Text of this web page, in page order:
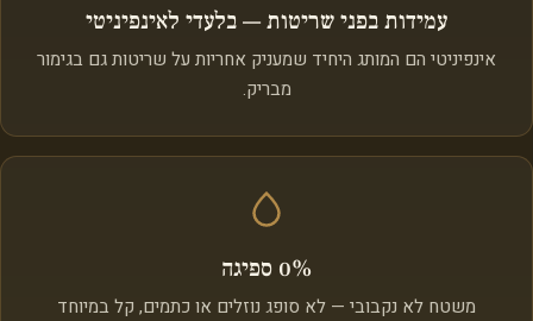
עמידות בפני שריטות — בלעדי לאינפיניטי
אינפיניטי הם המותג היחיד שמעניק אחריות על שריטות גם בגימור
מבריק.
0% ספיגה
משטח לא נקבובי — לא סופג נוזלים או כתמים, קל במיוחד